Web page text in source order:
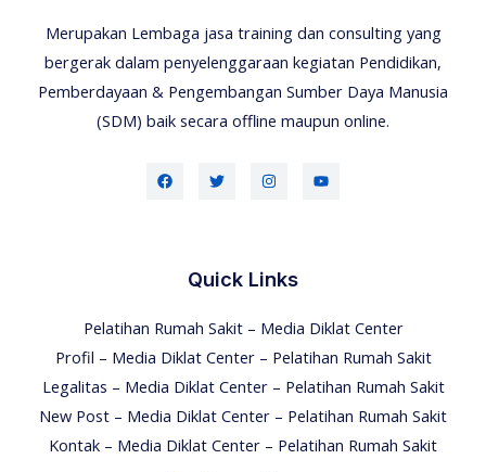
Merupakan Lembaga jasa training dan consulting yang
bergerak dalam penyelenggaraan kegiatan Pendidikan,
Pemberdayaan & Pengembangan Sumber Daya Manusia
(SDM) baik secara offline maupun online.
Quick Links
Pelatihan Rumah Sakit – Media Diklat Center
Profil – Media Diklat Center – Pelatihan Rumah Sakit
Legalitas – Media Diklat Center – Pelatihan Rumah Sakit
New Post – Media Diklat Center – Pelatihan Rumah Sakit
Kontak – Media Diklat Center – Pelatihan Rumah Sakit